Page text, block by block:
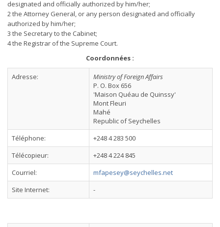
designated and officially authorized by him/her;
2 the Attorney General, or any person designated and officially
authorized by him/her;
3 the Secretary to the Cabinet;
4 the Registrar of the Supreme Court.
Coordonnées :
Adresse:
Ministry of Foreign Affairs
P. O. Box 656
'Maison Quéau de Quinssy'
Mont Fleuri
Mahé
Republic of Seychelles
Téléphone:
+248 4 283 500
Télécopieur:
+248 4 224 845
Courriel:
mfapesey@seychelles.net
Site Internet:
-